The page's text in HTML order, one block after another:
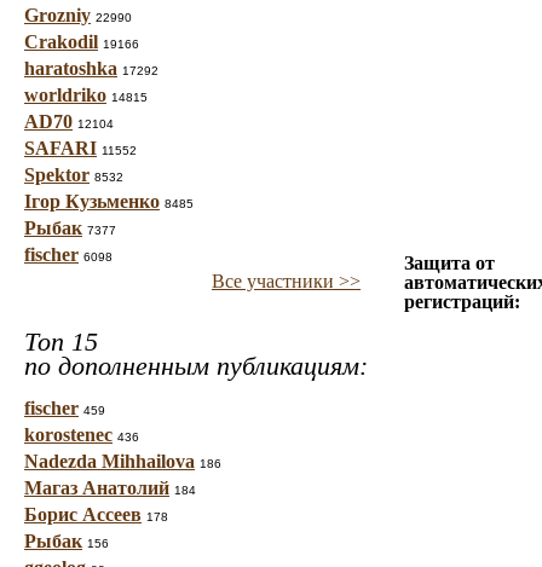
Grozniy 22990
Crakodil 19166
haratoshka 17292
worldriko 14815
AD70 12104
SAFARI 11552
Spektor 8532
Ігор Кузьменко 8485
Рыбак 7377
fischer 6098
Все участники >>
Топ 15
по дополненным публикациям:
fischer 459
korostenec 436
Nadezda Mihhailova 186
Магаз Анатолий 184
Борис Ассеев 178
Рыбак 156
Защита от
регистраций: